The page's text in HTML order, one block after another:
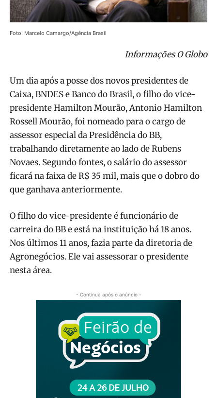
Foto: Marcelo Camargo/Agência Brasil
Informações O Globo
Um dia após a posse dos novos presidentes de
Caixa, BNDES e Banco do Brasil, o filho do vice-
presidente Hamilton Mourão, Antonio Hamilton
Rossell Mourão, foi nomeado para o cargo de
assessor especial da Presidência do BB,
trabalhando diretamente ao lado de Rubens
Novaes. Segundo fontes, o salário do assessor
ficará na faixa de R$ 35 mil, mais que o dobro do
que ganhava anteriormente.
O filho do vice-presidente é funcionário de
carreira do BB e está na instituição há 18 anos.
Nos últimos 11 anos, fazia parte da diretoria de
Agronegócios. Ele vai assessorar o presidente
nesta área.
- Continua após o anúncio -